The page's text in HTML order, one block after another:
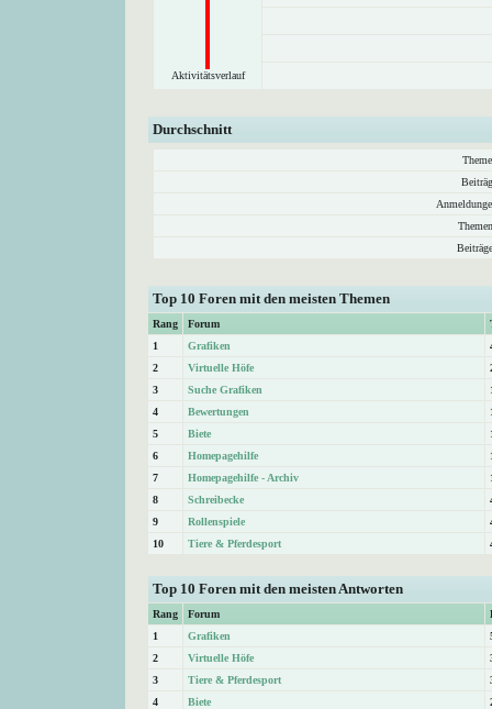
Aktivitätsverlauf
Durchschnitt
Top 10 Foren mit den meisten Themen
Rang Forum
1
Grafiken
2
Virtuelle Höfe
3
Suche Grafiken
4
Bewertungen
5
Biete
6
Homepagehilfe
7
Homepagehilfe - Archiv
8
Schreibecke
9
Rollenspiele
10
Tiere & Pferdesport
Top 10 Foren mit den meisten Antworten
Rang Forum
1
Grafiken
2
Virtuelle Höfe
3
Tiere & Pferdesport
4
Biete